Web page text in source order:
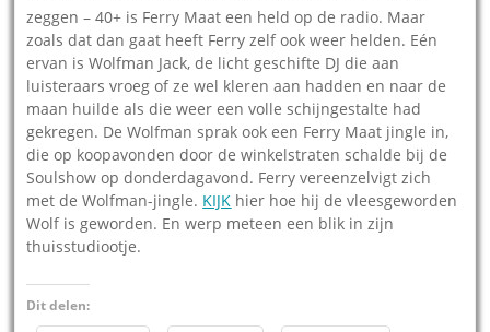
zeggen – 40+ is Ferry Maat een held op de radio. Maar
zoals dat dan gaat heeft Ferry zelf ook weer helden. Eén
ervan is Wolfman Jack, de licht geschifte DJ die aan
luisteraars vroeg of ze wel kleren aan hadden en naar de
maan huilde als die weer een volle schijngestalte had
gekregen. De Wolfman sprak ook een Ferry Maat jingle in,
die op koopavonden door de winkelstraten schalde bij de
Soulshow op donderdagavond. Ferry vereenzelvigt zich
met de Wolfman-jingle. KIJK hier hoe hij de vleesgeworden
Wolf is geworden. En werp meteen een blik in zijn
thuisstudiootje.
Dit delen: